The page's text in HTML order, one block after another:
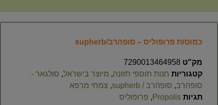
כמוסות פרופוליס – סופהרב/supherb
מק"ט 7290013464958
קטגוריות חנות תוספי תזונה, מיוצר בישראל, סולגאר -
סופהרב, סופהרב / supherb , צמחי מרפא
תגיות Propolis
, פרופוליס